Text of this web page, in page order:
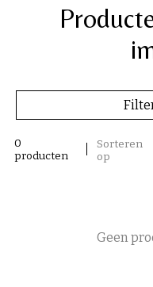
0
producten
Sorteren
op
Geen